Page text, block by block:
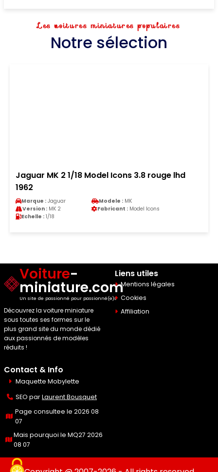
Les voitures miniatures populaires
Notre sélection
Jaguar MK 2 1/18 Model Icons 3.8 rouge lhd
1962
Marque : Jaguar Modele : MK
Version : MK 2 Fabricant : Model Icons
Echelle : 1/18
Voiture-
miniature.com
Un site de passionné pour passionné(e)s
Découvrez la voiture miniature
sous toutes ses formes sur le
plus grand site du monde dédié
aux passionnés de modèles
réduits !
Liens utiles
Mentions légales
Cookies
Affiliation
Contact & Info
Maquette Mobylette
SEO parLaurent Bousquet
Page consultee le 2026 08
07
Mais pourquoi le MQ27 2026
08 07